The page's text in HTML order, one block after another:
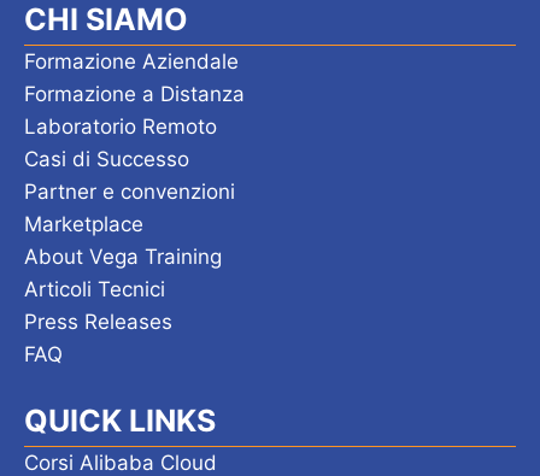
CHI SIAMO
Formazione Aziendale
Formazione a Distanza
Laboratorio Remoto
Casi di Successo
Partner e convenzioni
Marketplace
About Vega Training
Articoli Tecnici
Press Releases
FAQ
QUICK LINKS
Corsi Alibaba Cloud